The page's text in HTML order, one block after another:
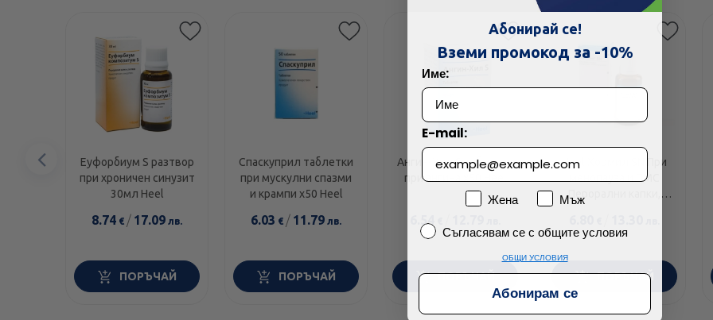
Еуфорбиум S разтвор
при хроничен синузит
30мл Heel
8.74 € / 17.09 лв.
ПОРЪЧАЙ
Спаскуприл таблетки
при мускулни спазми
и крампи х50 Heel
6.03 € / 11.79 лв.
ПОРЪЧАЙ
Ангин-Хил S таблетки
при ангина х50 Heel
6.54
ПОРЪЧАЙ
Heel Хормил SN При
менопауза и ПМС
Перорални капки,
ПОРЪЧАЙ
Предишен
елемент
Абонирай се!
Вземи промокод за -10%
Име:
E-mail:
ПолЖена
Мъж
Съгласявам се с общите условия
Съгласявам се с общите условия
ОБЩИ УСЛОВИЯ
Абонирам се